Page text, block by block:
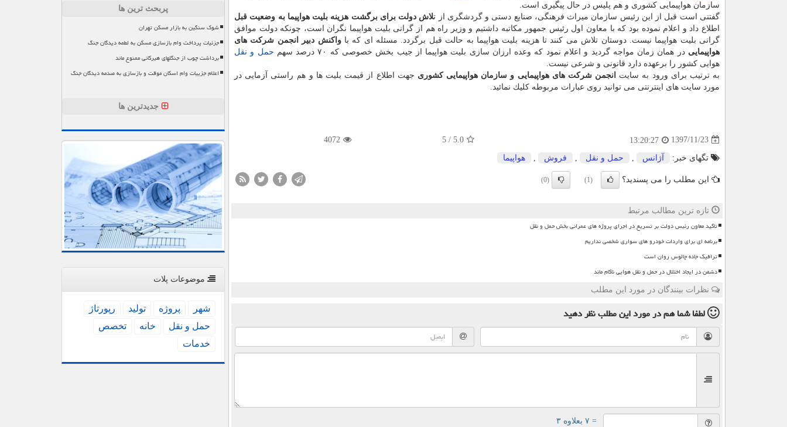
سازمان هواپیمایی كشوری و هم پلیس در حال پیگیری است.
گفتنی است قبل از این رئیس سازمان میراث فرهنگی، صنایع دستی و گردشگری از تلاش دولت برای برگشت هزینه بلیت هواپیما به وضعیت قبل
اطلاع داد و اعلام نموده بود كه با معاون اول رئیس جمهور مكاتبه داشتیم و وزیر راه هم از گرانی بلیت هواپیما نگران است، چونكه دولت موافق
گرانی بلیت هواپیما نیست. دوستان تلاش می كنند تا هزینه بلیت هواپیما به حالت قبل برگردد. مسئله ای كه باواكنش دبیر انجمن شركت های
هواپیمایی در همان زمان مواجه گردید و اعلام نمود كه وعده ارزان سازی بلیت هواپیما از جیب بخش خصوصی كه ۷۰ درصد سهم
حمل و نقل
هوایی كشور را برعهده دارد قانونی و شرعی نیست.
به ترتیب برای ورود به سایت
انجمن شركت های هواپیمایی و سازمان هواپیمایی كشوری جهت اطلاع از قیمت بلیت ها و هم راستی آزمایی در
مورد سایت های اینترنتی می توانید روی عبارات مربوطه كلیك نمائید.
1397/11/23
13:20:27
5.0
/
5
4072
تگهای خبر: آژانس حمل و نقل فروش هواپیما
این مطلب را می پسندید؟ (1)
(0)
تازه ترین مطالب مرتبط
تاکید معاون رئیس دولت بر تسریع در اجرای پروژه های عمرانی بخش حمل و نقل
برنامه ای برای واردات خودرو های سواری شخصی نداریم
ترافیک جاده چالوس روان است
دشمن در ایجاد اختلال در حمل و نقل هوایی ناکام ماند
نظرات بینندگان در مورد این مطلب
لطفا شما همدر مورد این مطلبنظر دهید
= ۷ بعلاوه ۳
پربحث ترین ها
شوک سنگین به بازار مسکن تهران
جزئیات پرداخت وام بازسازی مسکن به لطمه دیدگان جنگ
برداشت چوب از جنگلهای هیرکانی ممنوع ماند
اعلام جزییات وام اسکان موقت و بازسازی به صدمه دیدگان جنگ
جدیدترین ها
موضوعات پلات
شهر پروژه تولید
رپورتاژ
حمل و نقل
خانه
تخصص
خدمات